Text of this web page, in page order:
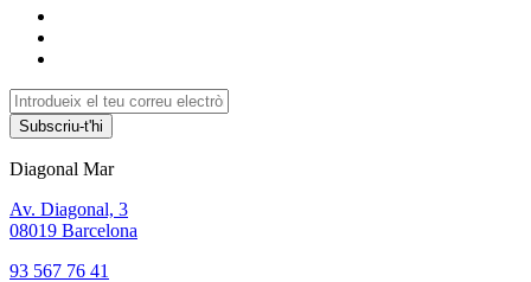
Subscriu-t'hi
Diagonal Mar
Av. Diagonal, 3
08019 Barcelona
93 567 76 41